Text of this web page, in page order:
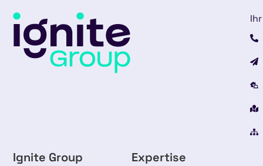
Ignite Group Expertise